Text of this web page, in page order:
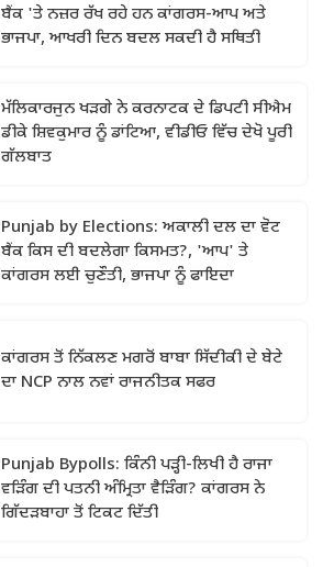
ਬੈਂਕ 'ਤੇ ਨਜ਼ਰ ਰੱਖ ਰਹੇ ਹਨ ਕਾਂਗਰਸ-ਆਪ ਅਤੇ
ਭਾਜਪਾ, ਆਖਰੀ ਦਿਨ ਬਦਲ ਸਕਦੀ ਹੈ ਸਥਿਤੀ
ਮੱਲਿਕਾਰਜੁਨ ਖੜਗੇ ਨੇ ਕਰਨਾਟਕ ਦੇ ਡਿਪਟੀ ਸੀਐਮ
ਡੀਕੇ ਸ਼ਿਵਕੁਮਾਰ ਨੂੰ ਡਾਂਟਿਆ, ਵੀਡੀਓ ਵਿੱਚ ਦੇਖੋ ਪੂਰੀ
ਗੱਲਬਾਤ
Punjab by Elections: ਅਕਾਲੀ ਦਲ ਦਾ ਵੋਟ
ਬੈਂਕ ਕਿਸ ਦੀ ਬਦਲੇਗਾ ਕਿਸਮਤ?, 'ਆਪ' ਤੇ
ਕਾਂਗਰਸ ਲਈ ਚੁਣੌਤੀ, ਭਾਜਪਾ ਨੂੰ ਫਾਇਦਾ
ਕਾਂਗਰਸ ਤੋਂ ਨਿੱਕਲਣ ਮਗਰੋਂ ਬਾਬਾ ਸਿੱਦੀਕੀ ਦੇ ਬੇਟੇ
ਦਾ NCP ਨਾਲ ਨਵਾਂ ਰਾਜਨੀਤਕ ਸਫਰ
Punjab Bypolls: ਕਿੰਨੀ ਪੜ੍ਹੀ-ਲਿਖੀ ਹੈ ਰਾਜਾ
ਵੜਿੰਗ ਦੀ ਪਤਨੀ ਅੰਮ੍ਰਿਤਾ ਵੈੜਿੰਗ? ਕਾਂਗਰਸ ਨੇ
ਗਿੱਦੜਬਾਹਾ ਤੋਂ ਟਿਕਟ ਦਿੱਤੀ